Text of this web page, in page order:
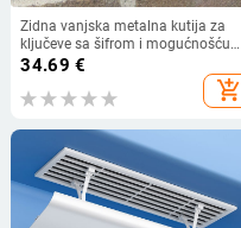
Zidna vanjska metalna kutija za
ključeve sa šifrom i mogućnošću
tiskanja logotipa, model 003 siva
34.69 €
add_shopping_cart